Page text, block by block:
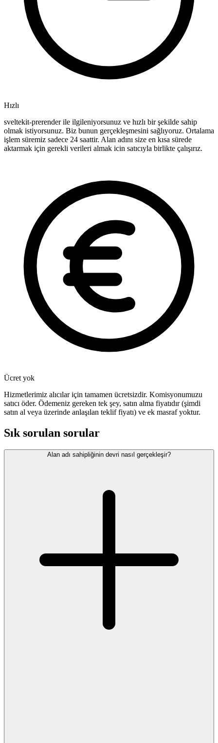
Hızlı
sveltekit-prerender ile ilgileniyorsunuz ve hızlı bir şekilde sahip
olmak istiyorsunuz. Biz bunun gerçekleşmesini sağlıyoruz. Ortalama
işlem süremiz sadece 24 saattir. Alan adını size en kısa sürede
aktarmak için gerekli verileri almak icin satıcıyla birlikte çalışırız.
Ücret yok
Hizmetlerimiz alıcılar için tamamen ücretsizdir. Komisyonumuzu
satıcı öder. Ödemeniz gereken tek şey, satın alma fiyatıdır (şimdi
satın al veya üzerinde anlaşılan teklif fiyatı) ve ek masraf yoktur.
Sık sorulan sorular
Alan adı sahipliğinin devri nasıl gerçekleşir?